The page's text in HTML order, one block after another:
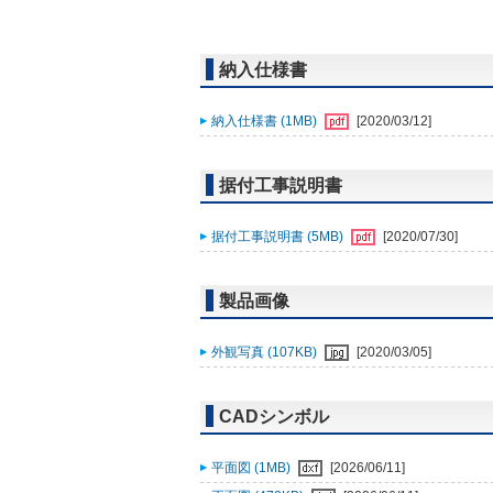
納入仕様書
納入仕様書 (1MB) [2020/03/12]
据付工事説明書
据付工事説明書 (5MB) [2020/07/30]
製品画像
外観写真 (107KB) [2020/03/05]
CADシンボル
平面図 (1MB)
[2026/06/11]